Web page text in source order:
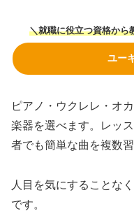
＼就職に役立つ資格から
ユー
ピアノ・ウクレレ・オ
楽器を選べます。レッ
者でも簡単な曲を複数習
人目を気にすることな
です。